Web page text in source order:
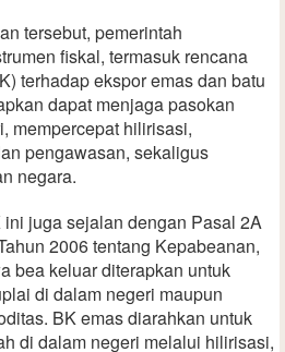
tersebut, pemerintah
fiskal, termasuk rencana
terhadap ekspor emas dan batu
dapat menjaga pasokan
mempercepat hilirisasi,
pengawasan, sekaligus
negara.
juga sejalan dengan Pasal 2A
2006 tentang Kepabeanan,
bea keluar diterapkan untuk
di dalam negeri maupun
BK emas diarahkan untuk
di dalam negeri melalui hilirisasi,